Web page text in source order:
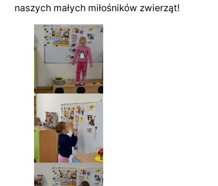
naszych małych miłośników zwierząt!